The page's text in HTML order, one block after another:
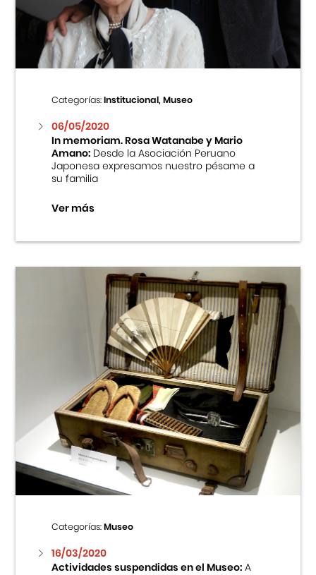
Centro Cultural Peruano Japonés
Cursos
Museo de la Inmigración Japonesa
Fondo Editorial
Teatro Peruano Japonés
Categorías:Institucional, Museo
06/05/2020
In memoriam. Rosa Watanabe y Mario
Amano:Desde la Asociación Peruano
Japonesa expresamos nuestro pésame a
su familia
Ver más
Categorías:Museo
16/03/2020
Actividades suspendidas en el Museo:A